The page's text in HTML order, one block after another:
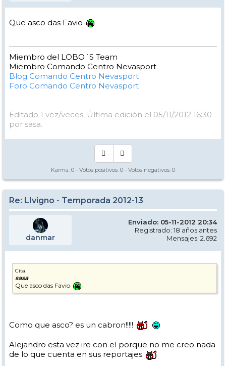
Que asco das Favio
Miembro del LOBO´S Team
Miembro Comando Centro Nevasport
Blog Comando Centro Nevasport
Foro Comando Centro Nevasport
Editado 1 vez/veces. Última edición el 05/11/2012 16:30
por sasa.
Karma: 0 - Votos positivos: 0 - Votos negativos: 0
Re: LIvigno - Temporada 2012-13
danmar
Enviado: 05-11-2012 20:34
Registrado: 18 años antes
Mensajes: 2.692
Cita
sasa
Que asco das Favio
Como que asco? es un cabron!!!!!
Alejandro esta vez ire con el porque no me creo nada
de lo que cuenta en sus reportajes